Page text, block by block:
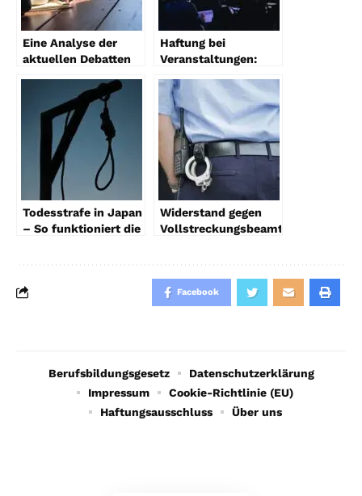
Eine Analyse der
aktuellen Debatten
Sexualstrafrecht
Haftung bei
Veranstaltungen:
müssen
Todesstrafe in Japan
– So funktioniert die
Widerstand gegen
Vollstreckungsbeamte:
Facebook
Berufsbildungsgesetz
Datenschutzerklärung
Impressum
Cookie-Richtlinie (EU)
Haftungsausschluss
Über uns